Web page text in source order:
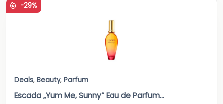
-29%
Deals, Beauty, Parfum
Escada „Yum Me, Sunny“ Eau de Parfum...